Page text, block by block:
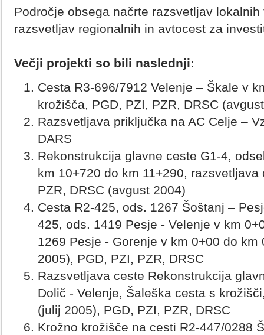
Področje obsega načrte razsvetljav
razsvetljav regionalnih in avtocest za
Večji projekti so bili naslednji:
Cesta R3-696/7912 Velenje – Škale v
krožišča, PGD, PZI, PZR, DRSC
Razsvetljava priključka na AC Celje –
DARS
Rekonstrukcija glavne ceste G1-4,
km 10+720 do km 11+290,
PZR, DRSC (avgust 2004)
Cesta R2-425, ods. 1267 Šoštanj –
425, ods. 1419 Pesje - Velenje v km
1269 Pesje - Gorenje v km 0+00 do
2005), PGD, PZI, PZR, DRSC
Razsvetljava ceste Rekonstrukcija
Dolič - Velenje, Šaleška cesta s
(julij 2005), PGD, PZI, PZR, DRSC
Krožno krožišče na cesti R2-447/0288